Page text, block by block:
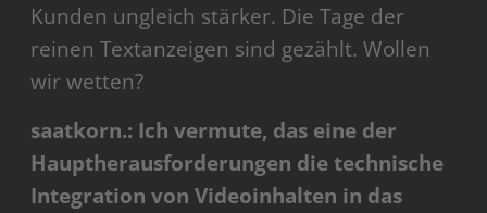
Kunden ungleich stärker. Die Tage der
reinen Textanzeigen sind gezählt. Wollen
wir wetten?
saatkorn.: Ich vermute, das eine der
Hauptherausforderungen die technische
Integration von Videoinhalten in das